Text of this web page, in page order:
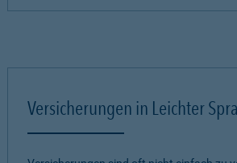
Versicherungen in Leichter